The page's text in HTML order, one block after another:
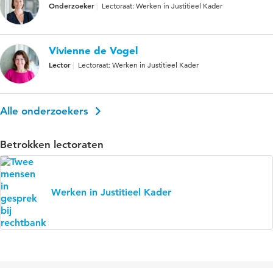
Onderzoeker Lectoraat: Werken in Justitieel Kader
Vivienne de Vogel
Lector Lectoraat: Werken in Justitieel Kader
Alle onderzoekers
Betrokken lectoraten
Werken in Justitieel Kader